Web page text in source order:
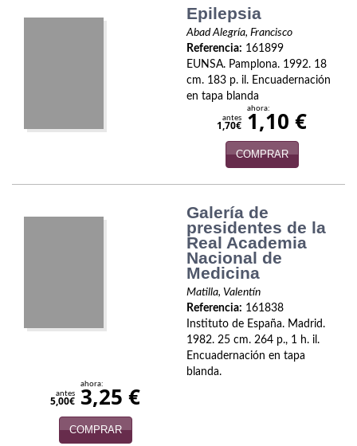
Informática
Literatura fantástica
Epilepsia
Abad Alegría, Francisco
Referencia: 161899
EUNSA. Pamplona. 1992. 18
cm. 183 p. il. Encuadernación
en tapa blanda
antes
1,70€
ahora:
1,10 €
COMPRAR
Galería de
presidentes de la
Real Academia
Nacional de
Medicina
Matilla, Valentín
Referencia: 161838
Instituto de España. Madrid.
1982. 25 cm. 264 p., 1 h. il.
Encuadernación en tapa
blanda.
antes
5,00€
ahora:
3,25 €
COMPRAR